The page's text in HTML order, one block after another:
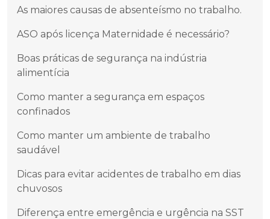
As maiores causas de absenteísmo no trabalho.
ASO após licença Maternidade é necessário?
Boas práticas de segurança na indústria
alimentícia
Como manter a segurança em espaços
confinados
Como manter um ambiente de trabalho
saudável
Dicas para evitar acidentes de trabalho em dias
chuvosos
Diferença entre emergência e urgência na SST